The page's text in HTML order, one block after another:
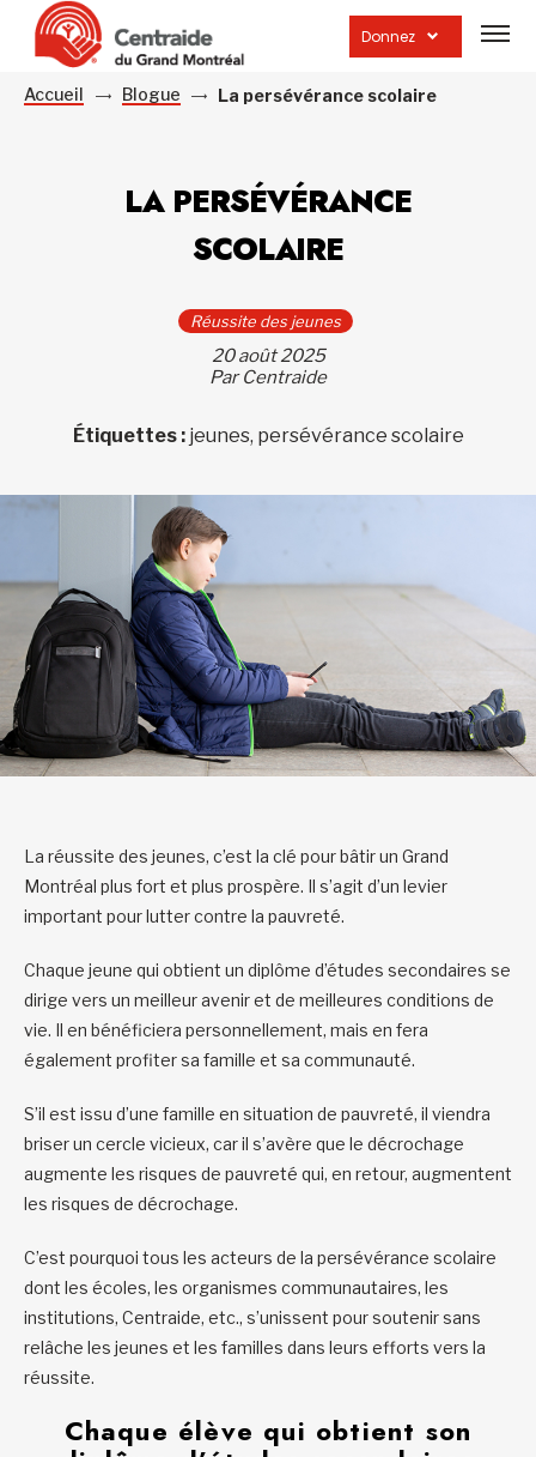
Donnez
la
Accueil Blogue La persévérance scolaire
LA PERSÉVÉRANCE
SCOLAIRE
Réussite des jeunes
20 août 2025
Par Centraide
Étiquettes : jeunes, persévérance scolaire
La réussite des jeunes, c’est la clé pour bâtir un Grand
Montréal plus fort et plus prospère. Il s’agit d’un levier
important pour lutter contre la pauvreté.
Chaque jeune qui obtient un diplôme d’études secondaires se
dirige vers un meilleur avenir et de meilleures conditions de
vie. Il en bénéficiera personnellement, mais en fera
également profiter sa famille et sa communauté.
S’il est issu d’une famille en situation de pauvreté, il viendra
briser un cercle vicieux, car il s’avère que le décrochage
augmente les risques de pauvreté qui, en retour, augmentent
les risques de décrochage.
C’est pourquoi tous les acteurs de la persévérance scolaire
dont les écoles, les organismes communautaires, les
institutions, Centraide, etc., s’unissent pour soutenir sans
relâche les jeunes et les familles dans leurs efforts vers la
réussite.
Chaque élève qui obtient son